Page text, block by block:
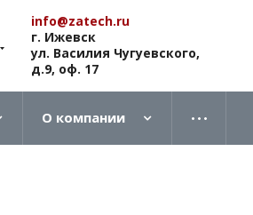
info@zatech.ru
г. Ижевск
ул. Василия Чугуевского,
д.9, оф. 17
О компании